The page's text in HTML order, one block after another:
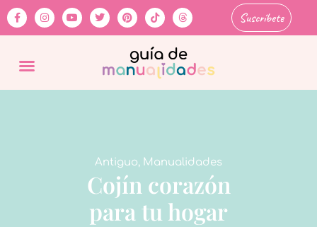
Suscríbete
Antiguo, Manualidades
Cojín corazón
para tu hogar